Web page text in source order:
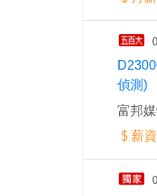
偵測)
富邦
薪